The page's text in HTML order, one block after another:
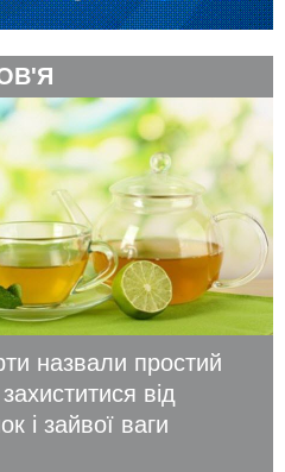
назвали простий
від
і зайвої ваги